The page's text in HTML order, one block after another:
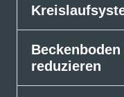
reduzieren